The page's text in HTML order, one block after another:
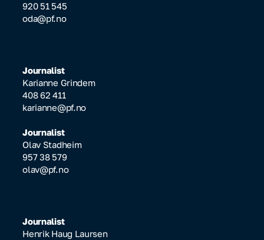
920 51 545
oda@pf.no
Journalist
Karianne Grindem
408 62 411
karianne@pf.no
Journalist
Olav Stadheim
957 38 579
olav@pf.no
Journalist
Henrik Haug Laursen